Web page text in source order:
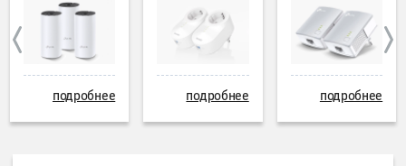
подробнее подробнее подробнее